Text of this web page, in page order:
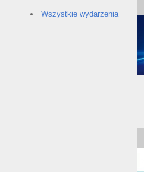
Wszystkie wydarzenia